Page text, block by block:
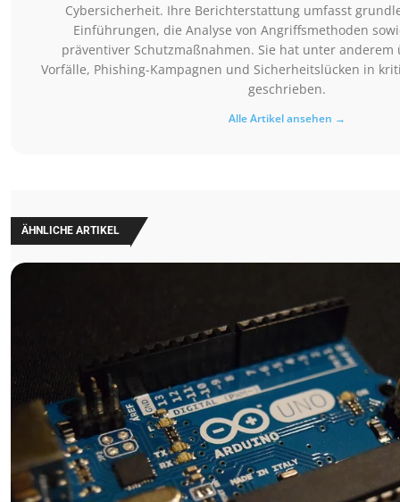
Cybersicherheit. Ihre Berichterstattung umfasst
Einführungen, die Analyse von Angriffsmethoden
präventiver Schutzmaßnahmen. Sie hat unter anderem
Vorfälle, Phishing-Kampagnen und Sicherheitslücken in
geschrieben.
Alle Artikel ansehen →
ÄHNLICHE ARTIKEL